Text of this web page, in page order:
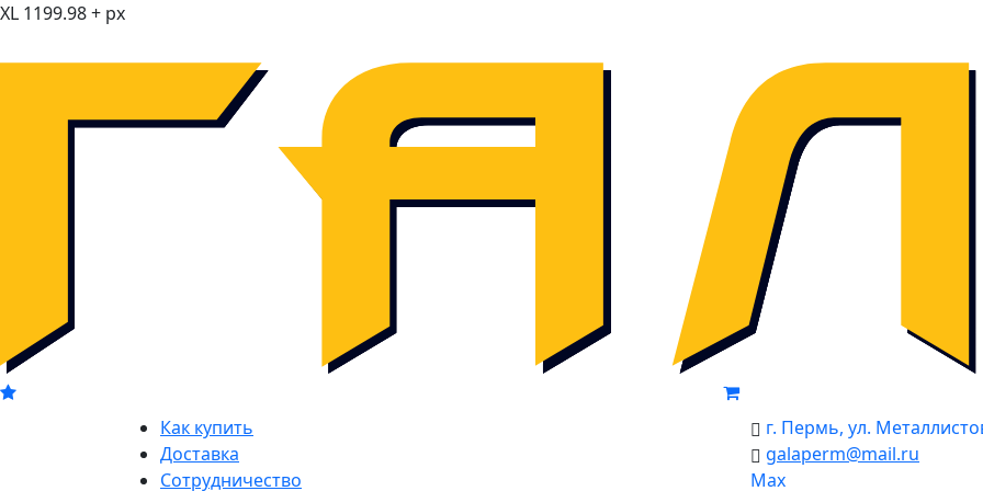
XL 1199.98 + px
Как купить
Доставка
Сотрудничество
г. Пермь, ул.
galaperm@mail.ru
Мах